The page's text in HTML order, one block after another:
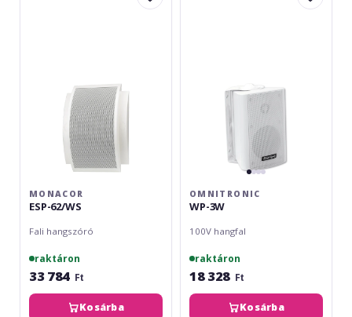
MONACOR
ESP-62/WS
Fali hangszóró
raktáron
33 784 Ft
Kosárba
OMNITRONIC
WP-3W
100V hangfal
raktáron
18 328 Ft
Kosárba